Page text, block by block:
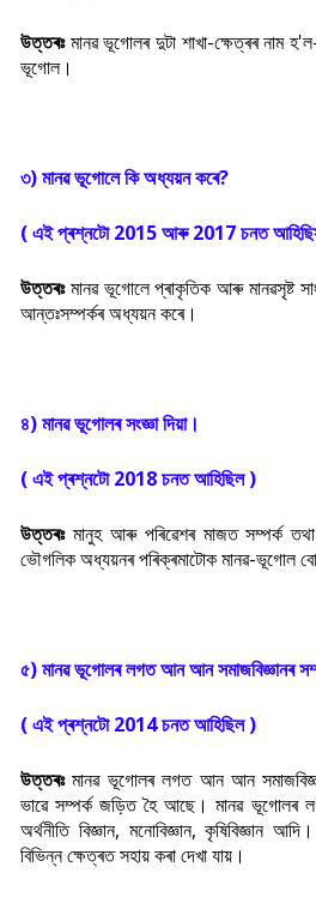
উত্তৰঃমানৱ ভূগোলৰ দুটা শাখা-ক্ষেত্ৰৰ নাম
ভূগোল।
৩) মানৱ ভূগোলে কি অধ্যয়ন কৰে?
( এই প্ৰশ্নটো 2015 আৰু 2017 চনত
উত্তৰঃমানৱ ভূগোলে প্ৰাকৃতিক আৰু মানৱসৃষ্ট
আন্তঃসম্পৰ্কৰ অধ্যয়ন কৰে।
৪) মানৱ ভূগোলৰ সংজ্ঞা দিয়া।
( এই প্ৰশ্নটো 2018 চনত আহিছিল )
উত্তৰঃমানুহ আৰু পৰিৱেশৰ মাজত সম্পৰ্ক তথা
ভৌগলিক অধ্যয়নৰ পৰিক্ৰমাটোক মানৱ-ভূগোল
৫) মানৱ ভূগোলৰ লগত আন আন সমাজবিজ্ঞানৰ
( এই প্ৰশ্নটো 2014 চনত আহিছিল )
উত্তৰঃমানৱ ভূগোলৰ লগত আন আন
ভাৱে সম্পৰ্ক জড়িত হৈ আছে। মানৱ
অৰ্থনীতি বিজ্ঞান, মনোবিজ্ঞান, কৃষিবিজ্ঞান
বিভিন্ন ক্ষেত্ৰত সহায় কৰা দেখা যায়।